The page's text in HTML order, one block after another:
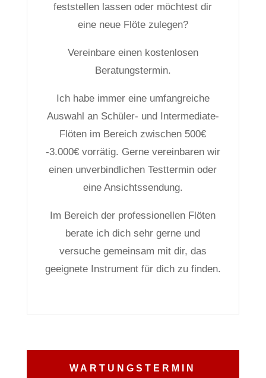
feststellen lassen oder möchtest dir
eine neue Flöte zulegen?
Vereinbare einen kostenlosen
Beratungstermin.
Ich habe immer eine umfangreiche
Auswahl an Schüler- und Intermediate-
Flöten im Bereich zwischen 500€
-3.000€ vorrätig. Gerne vereinbaren wir
einen unverbindlichen Testtermin oder
eine Ansichtssendung.
Im Bereich der professionellen Flöten
berate ich dich sehr gerne und
versuche gemeinsam mit dir, das
geeignete Instrument für dich zu finden.
WARTUNGSTERMIN